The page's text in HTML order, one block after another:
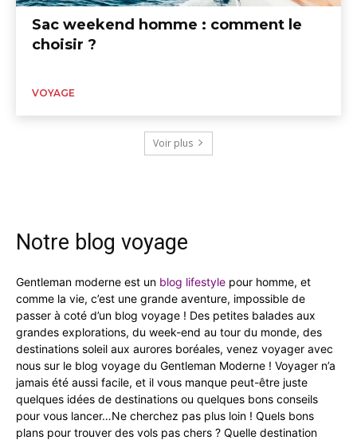
Sac weekend homme : comment le
choisir ?
VOYAGE
Voir plus
Notre blog voyage
Gentleman moderne est un blog lifestyle pour homme, et
comme la vie, c’est une grande aventure, impossible de
passer à coté d’un blog voyage ! Des petites balades aux
grandes explorations, du week-end au tour du monde, des
destinations soleil aux aurores boréales, venez voyager avec
nous sur le blog voyage du Gentleman Moderne ! Voyager n’a
jamais été aussi facile, et il vous manque peut-être juste
quelques idées de destinations ou quelques bons conseils
pour vous lancer…Ne cherchez pas plus loin ! Quels bons
plans pour trouver des vols pas chers ? Quelle destination